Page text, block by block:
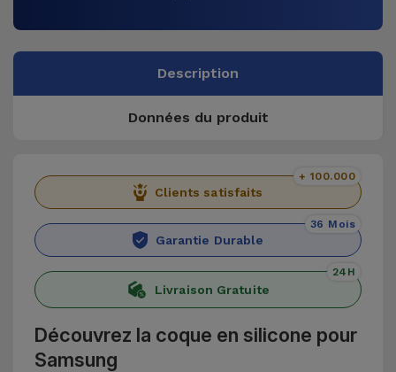
Description
Données du produit
Clients satisfaits
+ 100.000
Garantie Durable
36 Mois
Livraison Gratuite
24H
Découvrez la coque en silicone pour
Samsung